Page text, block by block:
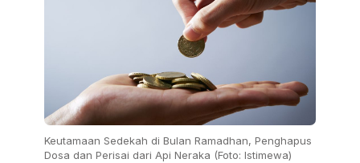
Keutamaan Sedekah di Bulan Ramadhan, Penghapus
Dosa dan Perisai dari Api Neraka (Foto: Istimewa)